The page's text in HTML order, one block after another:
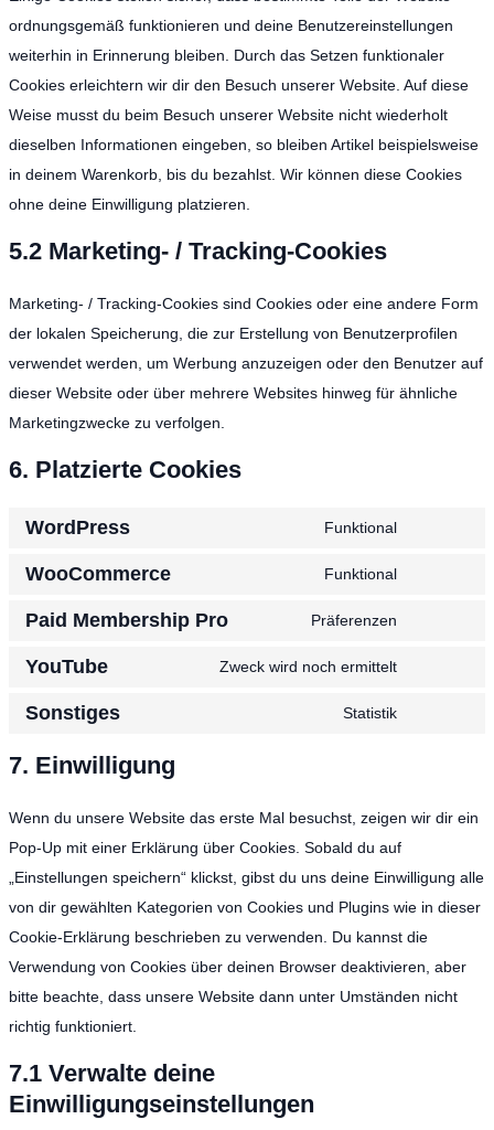
ordnungsgemäß funktionieren und deine Benutzereinstellungen
weiterhin in Erinnerung bleiben. Durch das Setzen funktionaler
Cookies erleichtern wir dir den Besuch unserer Website. Auf diese
Weise musst du beim Besuch unserer Website nicht wiederholt
dieselben Informationen eingeben, so bleiben Artikel beispielsweise
in deinem Warenkorb, bis du bezahlst. Wir können diese Cookies
ohne deine Einwilligung platzieren.
5.2 Marketing- / Tracking-Cookies
Marketing- / Tracking-Cookies sind Cookies oder eine andere Form
der lokalen Speicherung, die zur Erstellung von Benutzerprofilen
verwendet werden, um Werbung anzuzeigen oder den Benutzer auf
dieser Website oder über mehrere Websites hinweg für ähnliche
Marketingzwecke zu verfolgen.
6. Platzierte Cookies
WordPress Funktional
WooCommerce Funktional
Paid Membership Pro Präferenzen
YouTube Zweck wird noch ermittelt
Sonstiges Statistik
7. Einwilligung
Wenn du unsere Website das erste Mal besuchst, zeigen wir dir ein
Pop-Up mit einer Erklärung über Cookies. Sobald du auf
„Einstellungen speichern“ klickst, gibst du uns deine Einwilligung alle
von dir gewählten Kategorien von Cookies und Plugins wie in dieser
Cookie-Erklärung beschrieben zu verwenden. Du kannst die
Verwendung von Cookies über deinen Browser deaktivieren, aber
bitte beachte, dass unsere Website dann unter Umständen nicht
richtig funktioniert.
7.1 Verwalte deine
Einwilligungseinstellungen